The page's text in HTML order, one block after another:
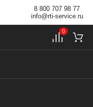
8 800 707 98 77
info@rti-service.ru
0